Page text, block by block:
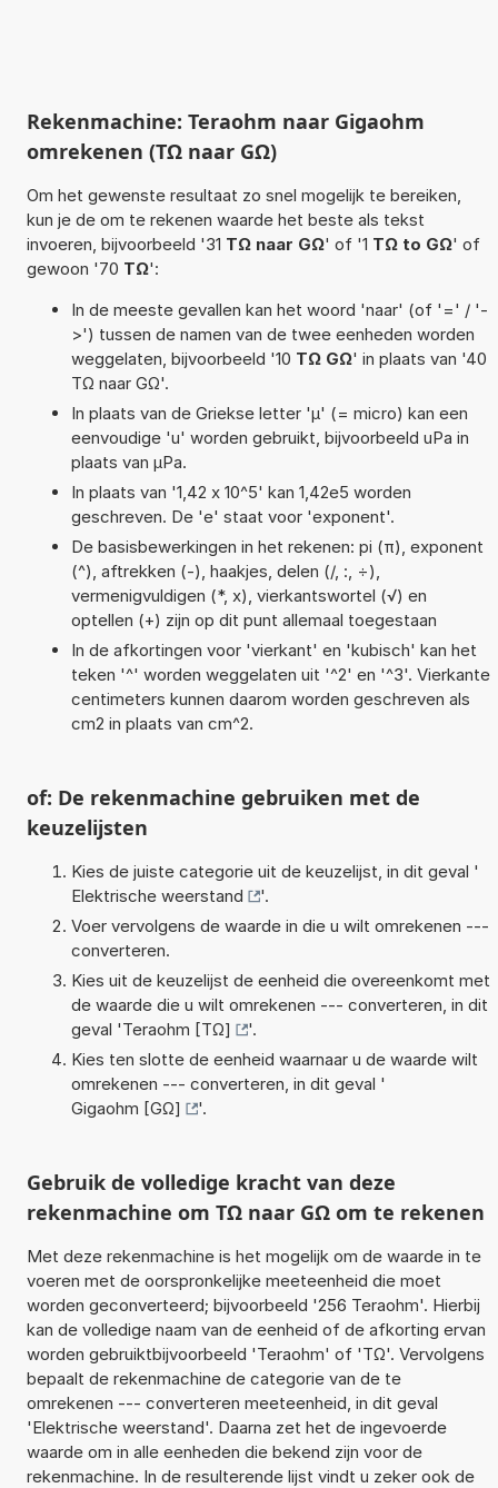
Rekenmachine: Teraohm naar Gigaohm
omrekenen (TΩ naar GΩ)
Om het gewenste resultaat zo snel mogelijk te bereiken,
kun je de om te rekenen waarde het beste als tekst
invoeren, bijvoorbeeld '31 TΩ naar GΩ' of '1 TΩ to GΩ' of
gewoon '70 TΩ':
In de meeste gevallen kan het woord 'naar' (of '=' / '-
>') tussen de namen van de twee eenheden worden
weggelaten, bijvoorbeeld '10 TΩ GΩ' in plaats van '40
TΩ naar GΩ'.
In plaats van de Griekse letter 'µ' (= micro) kan een
eenvoudige 'u' worden gebruikt, bijvoorbeeld uPa in
plaats van µPa.
In plaats van '1,42 x 10^5' kan 1,42e5 worden
geschreven. De 'e' staat voor 'exponent'.
De basisbewerkingen in het rekenen: pi (π), exponent
(^), aftrekken (-), haakjes, delen (/, :, ÷),
vermenigvuldigen (*, x), vierkantswortel (√) en
optellen (+) zijn op dit punt allemaal toegestaan
In de afkortingen voor 'vierkant' en 'kubisch' kan het
teken '^' worden weggelaten uit '^2' en '^3'. Vierkante
centimeters kunnen daarom worden geschreven als
cm2 in plaats van cm^2.
of: De rekenmachine gebruiken met de
keuzelijsten
Kies de juiste categorie uit de keuzelijst, in dit geval '
Elektrische weerstand
'.
Voer vervolgens de waarde in die u wilt omrekenen ---
converteren.
Kies uit de keuzelijst de eenheid die overeenkomt met
de waarde die u wilt omrekenen --- converteren, in dit
geval 'Teraohm [TΩ]
'.
Kies ten slotte de eenheid waarnaar u de waarde wilt
omrekenen --- converteren, in dit geval '
Gigaohm [GΩ]
'.
Gebruik de volledige kracht van deze
rekenmachine om TΩ naar GΩ om te rekenen
Met deze rekenmachine is het mogelijk om de waarde in te
voeren met de oorspronkelijke meeteenheid die moet
worden geconverteerd; bijvoorbeeld '256 Teraohm'. Hierbij
kan de volledige naam van de eenheid of de afkorting ervan
worden gebruiktbijvoorbeeld 'Teraohm' of 'TΩ'. Vervolgens
bepaalt de rekenmachine de categorie van de te
omrekenen --- converteren meeteenheid, in dit geval
'Elektrische weerstand'. Daarna zet het de ingevoerde
waarde om in alle eenheden die bekend zijn voor de
rekenmachine. In de resulterende lijst vindt u zeker ook de